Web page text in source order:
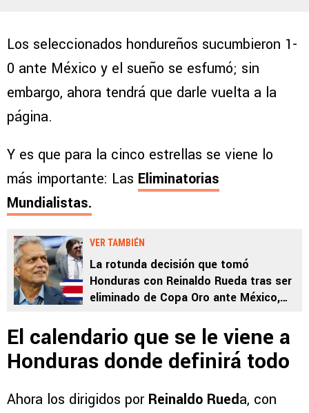
Los seleccionados hondureños sucumbieron 1-
0 ante México y el sueño se esfumó; sin
embargo, ahora tendrá que darle vuelta a la
página.
Y es que para la cinco estrellas se viene lo
más importante: Las Eliminatorias
Mundialistas.
VER TAMBIÉN
La rotunda decisión que tomó
Honduras con Reinaldo Rueda tras ser
eliminado de Copa Oro ante México,
El calendario que se le viene a
Honduras donde definirá todo
Ahora los dirigidos por Reinaldo Rueda, con